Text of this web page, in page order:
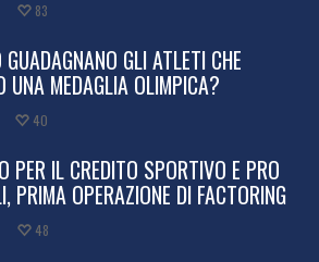
83
GLI ATLETI CHE
UNA MEDAGLIA OLIMPICA?
40
PER IL CREDITO SPORTIVO E PRO
PRIMA OPERAZIONE DI FACTORING
48